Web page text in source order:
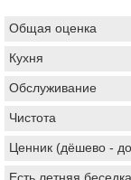
Общая оценка
Кухня
Обслуживание
Чистота
Ценник (дёшево -
Есть летняя